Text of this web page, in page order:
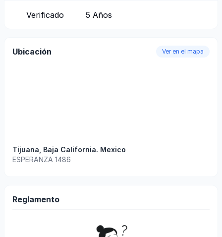
Verificado 5 Años
Ubicación Ver en el mapa
Tijuana Baja California. Mexico
ESPERANZA 1486
Reglamento